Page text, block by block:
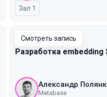
Зал 1
Смотреть запись
Разработка embedding
Александр
Metabase